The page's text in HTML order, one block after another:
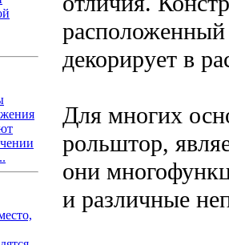
расположенный
декорирует в
Для многих
рольштор,
они
и различные